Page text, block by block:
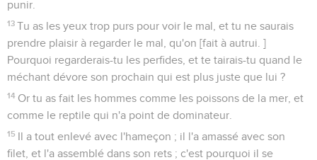
punir.
13 Tu as les yeux trop purs pour voir le mal, et tu ne saurais
prendre plaisir à regarder le mal, qu'on [fait à autrui. ]
Pourquoi regarderais-tu les perfides, et te tairais-tu quand le
méchant dévore son prochain qui est plus juste que lui ?
14 Or tu as fait les hommes comme les poissons de la mer, et
comme le reptile qui n'a point de dominateur.
15 Il a tout enlevé avec l'hameçon ; il l'a amassé avec son
filet, et l'a assemblé dans son rets ; c'est pourquoi il se